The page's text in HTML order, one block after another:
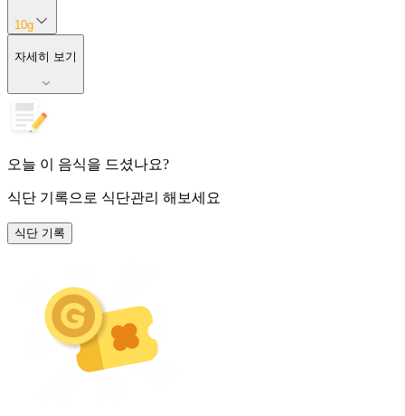
10g
자세히 보기
오늘 이 음식을 드셨나요?
식단 기록으로 식단관리 해보세요
식단 기록